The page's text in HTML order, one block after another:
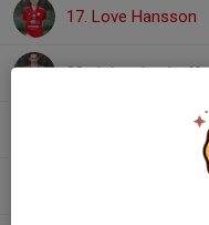
17. Love Hansson
20. Johan Lenhoff
21. Eduard Halimaj